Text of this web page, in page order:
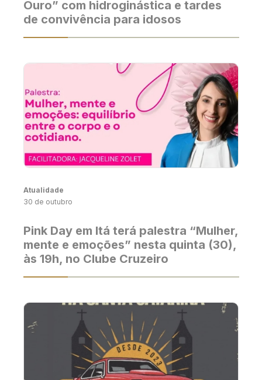
Ouro” com hidroginástica e tardes
de convivência para idosos
Atualidade
30 de outubro
Pink Day em Itá terá palestra “Mulher,
mente e emoções” nesta quinta (30),
às 19h, no Clube Cruzeiro